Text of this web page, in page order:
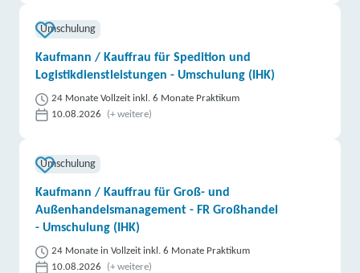
Umschulung
Kaufmann / Kauffrau für Spedition und
Logistikdienstleistungen - Umschulung (IHK)
24 Monate Vollzeit inkl. 6 Monate Praktikum
10.08.2026
(+ weitere)
Umschulung
Kaufmann / Kauffrau für Groß- und
Außenhandelsmanagement - FR Großhandel
- Umschulung (IHK)
24 Monate in Vollzeit inkl. 6 Monate Praktikum
10.08.2026
(+ weitere)